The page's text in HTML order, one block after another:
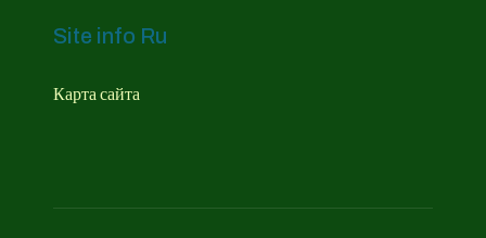
Site info Ru
Карта сайта